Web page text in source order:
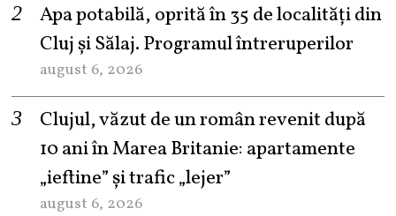
Apa potabilă, oprită în 35 de localități din
Cluj și Sălaj. Programul întreruperilor
august 6, 2026
Clujul, văzut de un român revenit după
10 ani în Marea Britanie: apartamente
„ieftine” și trafic „lejer”
august 6, 2026